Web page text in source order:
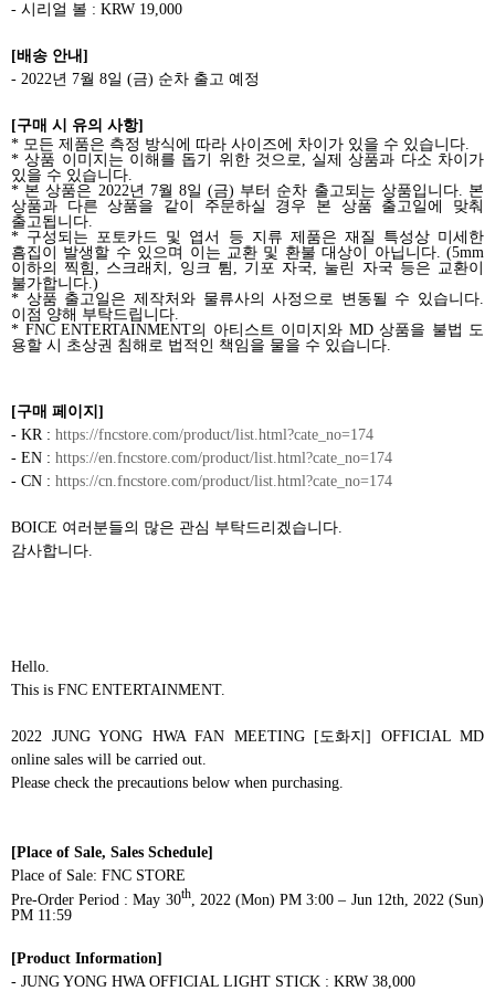
- 시리얼 볼 : KRW 19,000
[배송 안내 ]
- 2022년 7월 8일 (금) 순차 출고 예정
[구매 시 유의 사항]
* 모든 제품은 측정 방식에 따라 사이즈에 차이가 있을 수 있습니다.
*상품 이미지는 이해를 돕기 위한 것으로, 실제 상품과 다소 차이가
있을 수 있습니다.
* 본 상품은 2022년 7월 8일(금) 부터 순차 출고되는 상품입니다. 본
상품과 다른 상품을 같이 주문하실 경우 본 상품 출고일에 맞춰
출고됩니다.
* 구성되는 포토카드 및 엽서 등 지류 제품은 재질 특성상 미세한
흠집이 발생할 수 있으며 이는 교환 및 환불 대상이 아닙니다. (5mm
이하의 찍힘 , 스크래치 , 잉크 튐 , 기포 자국, 눌린 자국 등은 교환이
불가합니다.)
* 상품 출고일은 제작처와 물류사의 사정으로 변동될 수 있습니다.
이점 양해 부탁드립니다.
* FNC ENTERTAINMENT의 아티스트 이미지와 MD 상품을 불법 도
용할 시 초상권 침해로 법적인 책임을 물을 수 있습니다.
[구매 페이지 ]
- KR : https://fncstore.com/product/list.html?cate_no=174
- EN : https://en.fncstore.com/product/list.html?cate_no=174
- CN : https://cn.fncstore.com/product/list.html?cate_no=174
BOICE 여러분들의 많은 관심 부탁드리겠습니다.
감사합니다.
Hello.
This is FNC ENTERTAINMENT.
2022 JUNG YONG HWA FAN MEETING [도화지 ] OFFICIAL MD
online sales will be carried out.
Please check the precautions below when purchasing.
[Place of Sale, Sales Schedule]
Place of Sale: FNC STORE
Pre-Order Period : May 30th, 2022 (Mon) PM 3:00 – Jun 12th, 2022 (Sun)
PM 11:59
[Product Information]
- JUNG YONG HWA OFFICIAL LIGHT STICK : KRW 38,000